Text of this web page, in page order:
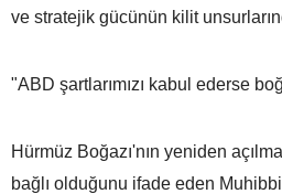
ve stratejik gücünün kilit
"ABD şartlarımızı kabul ederse
Hürmüz Boğazı'nın yeniden
bağlı olduğunu ifade eden